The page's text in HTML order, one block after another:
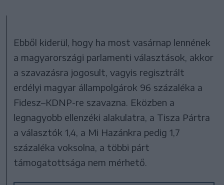
Ebből kiderül, hogy ha most vasárnap lennének
a magyarországi parlamenti választások, akkor
a szavazásra jogosult, vagyis regisztrált
erdélyi magyar állampolgárok 96 százaléka a
Fidesz–KDNP-re szavazna. Eközben a
legnagyobb ellenzéki alakulatra, a Tisza Pártra
a választók 1,4, a Mi Hazánkra pedig 1,7
százaléka voksolna, a többi párt
támogatottsága nem mérhető.